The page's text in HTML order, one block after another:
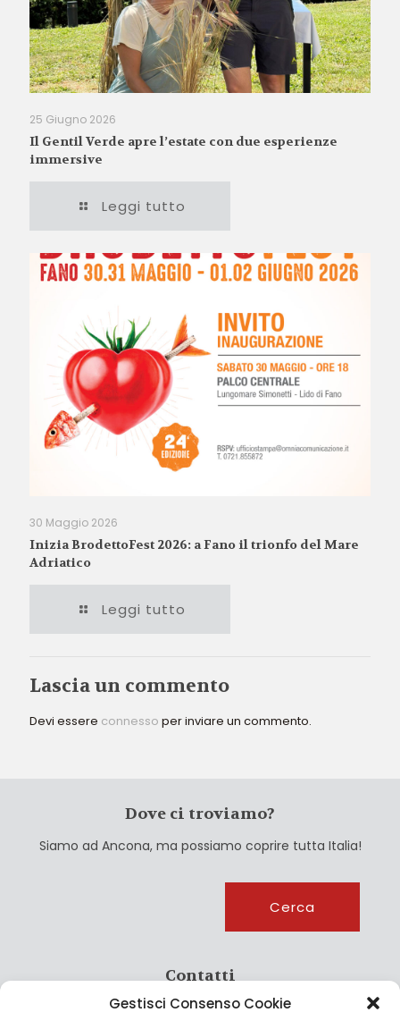
Gestisci Consenso Cookie
25 Giugno 2026
Il Gentil Verde apre l’estate con due esperienze
immersive
Leggi tutto
30 Maggio 2026
Inizia BrodettoFest 2026: a Fano il trionfo del Mare
Adriatico
Leggi tutto
Lascia un commento
Devi essere connesso per inviare un commento.
Dove ci troviamo?
Siamo ad Ancona, ma possiamo coprire tutta Italia!
Cerca
Contatti
info@culturagroalimentare.com